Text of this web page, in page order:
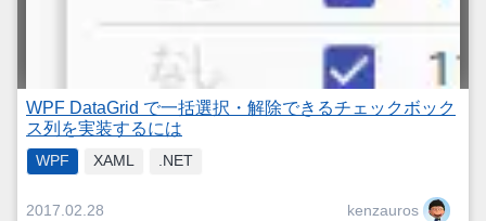
WPF DataGrid で一括選択・解除できるチェックボック
ス列を実装するには
WPF XAML .NET
2017.02.28 kenzauros